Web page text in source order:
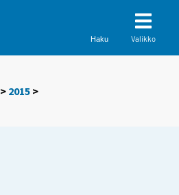
Haku Valikko
> 2015 >